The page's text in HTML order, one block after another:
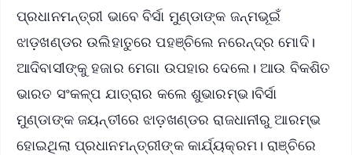
ପ୍ରଧାନମନ୍ତ୍ରୀ ଭାବେ ବିର୍ସା ମୁଣ୍ଡାଙ୍କ ଜନ୍ମଭୂଇଁ
ଝାଡ଼ଖଣ୍ଡର ଉଲିହାତୁରେ ପହଞ୍ଚିଲେ ନରେନ୍ଦ୍ର ମୋଦି।
ଆଦିବାସୀଙ୍କୁ ହଜାର ମେଗା ଉପହାର ଦେଲେ। ଆଉ ବିକଶିତ
ଭାରତ ସଂକଳ୍ପ ଯାତ୍ରାର କଲେ ଶୁଭାରମ୍ଭ।ବିର୍ସା
ମୁଣ୍ଡାଙ୍କ ଜୟନ୍ତୀରେ ଝାଡ଼ଖଣ୍ଡର ରାଜଧାନୀରୁ ଆରମ୍ଭ
ହୋଇଥିଲା ପ୍ରଧାନମନ୍ତ୍ରୀଙ୍କ କାର୍ଯ୍ୟକ୍ରମ। ରାଞ୍ଚିରେ